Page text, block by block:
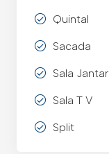
Quintal
Sacada
Sala Jantar
Sala T V
Split